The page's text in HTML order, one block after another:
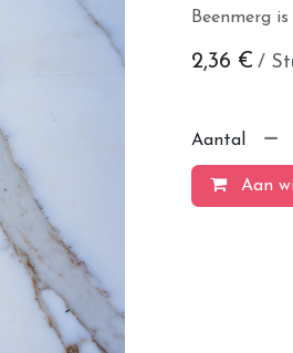
Beenmerg
2,36 € /
Aan
Aantal